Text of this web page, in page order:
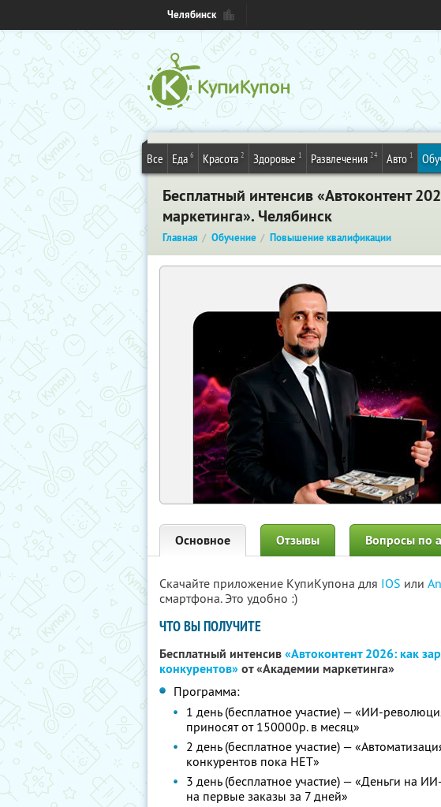
Челябинск
Все Еда 6 Красота 2 Здоровье 1 Развлечения 24 Авто 1
Бесплатный интенсив «Автоконтент
маркетинга». Челябинск
Главная Обучение Повышение квалификации
Основное Отзывы Вопросы по
Скачайте приложение КупиКупона для IOS или
смартфона. Это удобно :)
ЧТО ВЫ ПОЛУЧИТЕ
Бесплатный интенсив«Автоконтент 2026: как
конкурентов»от «Академии маркетинга»
Программа:
1 день (бесплатное участие) — «ИИ-
приносят от 150000р. в месяц»
2 день (бесплатное участие) —
конкурентов пока НЕТ»
3 день (бесплатное участие) — «Деньги на
на первые заказы за 7 дней»